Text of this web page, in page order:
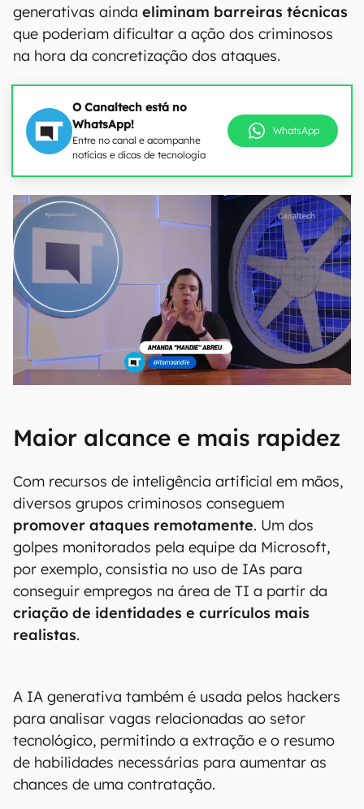
generativas ainda eliminam barreiras técnicas
que poderiam dificultar a ação dos criminosos
na hora da concretização dos ataques.
O Canaltech está no
WhatsApp!
Entre no canal e acompanhe
notícias e dicas de tecnologia
WhatsApp
Maior alcance e mais rapidez
Com recursos de inteligência artificial em mãos,
diversos grupos criminosos conseguem
promover ataques remotamente. Um dos
golpes monitorados pela equipe da Microsoft,
por exemplo, consistia no uso de IAs para
conseguir empregos na área de TI a partir da
criação de identidades e currículos mais
realistas.
A IA generativa também é usada pelos hackers
para analisar vagas relacionadas ao setor
tecnológico, permitindo a extração e o resumo
de habilidades necessárias para aumentar as
chances de uma contratação.